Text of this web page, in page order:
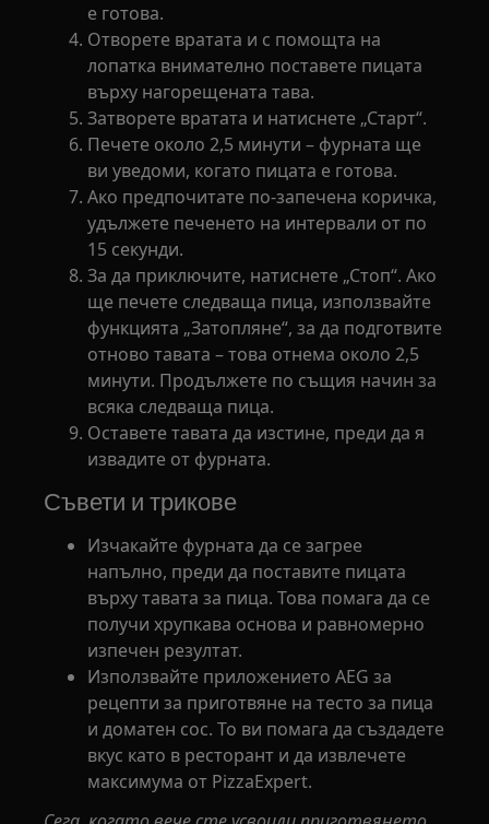
е готова.
Отворете вратата и с помощта на
лопатка внимателно поставете пицата
върху нагорещената тава.
Затворете вратата и натиснете „Старт“.
Печете около 2,5 минути – фурната ще
ви уведоми, когато пицата е готова.
Ако предпочитате по-запечена коричка,
удължете печенето на интервали от по
15 секунди.
За да приключите, натиснете „Стоп“. Ако
ще печете следваща пица, използвайте
функцията „Затопляне“, за да подготвите
отново тавата – това отнема около 2,5
минути. Продължете по същия начин за
всяка следваща пица.
Оставете тавата да изстине, преди да я
извадите от фурната.
Съвети и трикове
Изчакайте фурната да се загрее
напълно, преди да поставите пицата
върху тавата за пица. Това помага да се
получи хрупкава основа и равномерно
изпечен резултат.
Използвайте приложението AEG за
рецепти за приготвяне на тесто за пица
и доматен сос. То ви помага да създадете
вкус като в ресторант и да извлечете
максимума от PizzaExpert.